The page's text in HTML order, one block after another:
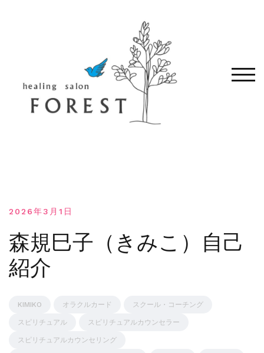
モバ
2026年3月1日
森規巳子（きみこ）自己
紹介
KIMIKO オラクルカード スクール・コーチング
スピリチュアル スピリチュアルカウンセラー
スピリチュアルカウンセリング